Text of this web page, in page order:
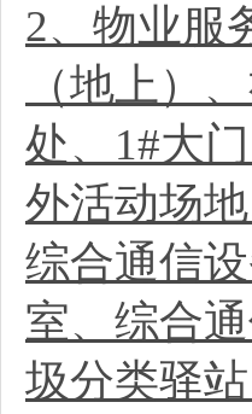
2、物业服
（地上）
处、1#大
外活动场
综合通信
室、综合
圾分类驿